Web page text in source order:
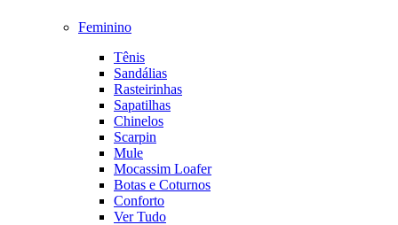
Feminino
Tênis
Sandálias
Rasteirinhas
Sapatilhas
Chinelos
Scarpin
Mule
Mocassim Loafer
Botas e Coturnos
Conforto
Ver Tudo